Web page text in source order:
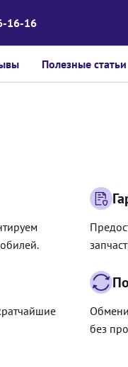
16-16
Полезные статьи
без